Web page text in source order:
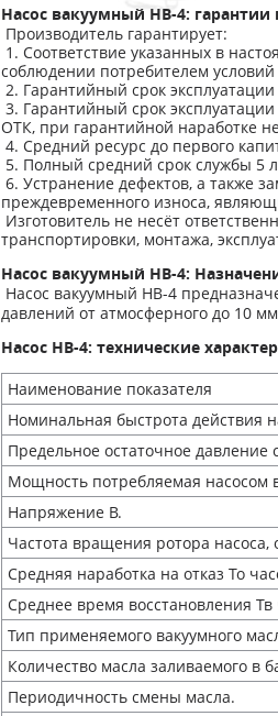
Насос вакуумный НВ-4: гарантии
Производитель гарантирует:
1. Соответствие указанных в
соблюдении потребителем
2. Гарантийный срок
3. Гарантийный срок
ОТК, при гарантийной наработке
4. Средний ресурс до первого
5. Полный средний срок службы 5
6. Устранение дефектов, а также
преждевременного износа,
Изготовитель не несёт
транспортировки, монтажа,
Насос вакуумный НВ-4:
Насос вакуумный НВ-4
давлений от атмосферного до 10
Насос НВ-4: технические
Наименование показателя
Номинальная быстрота действия
Предельное остаточное давление
Мощность потребляемая насосом
Напряжение В.
Частота вращения ротора насоса,
Средняя наработка на отказ То
Среднее время восстановления Тв
Тип применяемого вакуумного
Количество масла заливаемого в
Периодичность смены масла.